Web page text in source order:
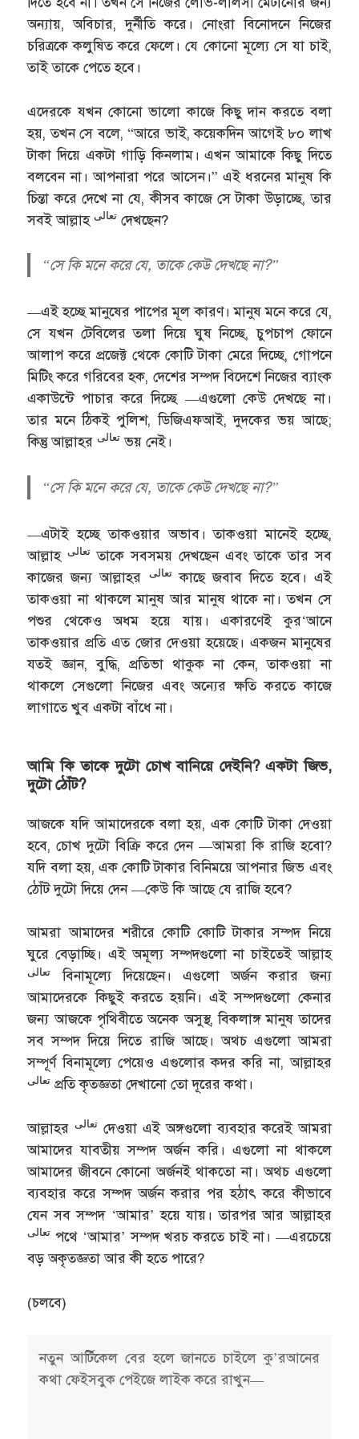
অন্যায়, অবিচার, দুর্নীতি করে। নোংরা বিনোদনে নিজের
চরিত্রকে কলুষিত করে ফেলে। যে কোনো মূল্যে সে যা চাই,
তাই তাকে পেতে হবে।
এদেরকে যখন কোনো ভালো কাজে কিছু দান করতে বলা
হয়, তখন সে বলে, “আরে ভাই, কয়েকদিন আগেই ৮০ লাখ
টাকা দিয়ে একটা গাড়ি কিনলাম। এখন আমাকে কিছু দিতে
বলবেন না। আপনারা পরে আসেন।” এই ধরনের মানুষ কি
চিন্তা করে দেখে না যে, কীসব কাজে সে টাকা উড়াচ্ছে, তার
সবই আল্লাহتعالى দেখছেন?
“সে কি মনে করে যে, তাকে কেউ দেখছে না?”
—এই হচ্ছে মানুষের পাপের মূল কারণ। মানুষ মনে করে যে,
সে যখন টেবিলের তলা দিয়ে ঘুষ নিচ্ছে, চুপচাপ ফোনে
আলাপ করে প্রজেক্ট থেকে কোটি টাকা মেরে দিচ্ছে, গোপনে
মিটিং করে গরিবের হক, দেশের সম্পদ বিদেশে নিজের ব্যাংক
একাউন্টে পাচার করে দিচ্ছে —এগুলো কেউ দেখছে না।
তার মনে ঠিকই পুলিশ, ডিজিএফআই, দুদকের ভয় আছে;
কিন্তু আল্লাহরتعالى ভয় নেই।
“সে কি মনে করে যে, তাকে কেউ দেখছে না?”
—এটাই হচ্ছে তাকওয়ার অভাব। তাকওয়া মানেই হচ্ছে,
আল্লাহتعالى তাকে সবসময় দেখছেন এবং তাকে তার সব
কাজের জন্য আল্লাহর
تعالىকাছে জবাব দিতে হবে। এই
তাকওয়া না থাকলে মানুষ আর মানুষ থাকে না। তখন সে
পশুর থেকেও অধম হয়ে যায়। একারণেই কুর‘আনে
তাকওয়ার প্রতি এত জোর দেওয়া হয়েছে। একজন মানুষের
যতই জ্ঞান, বুদ্ধি, প্রতিভা থাকুক না কেন, তাকওয়া না
থাকলে সেগুলো নিজের এবং অন্যের ক্ষতি করতে কাজে
লাগাতে খুব একটা বাঁধে না।
আমি কি তাকে দুটো চোখ বানিয়ে দেইনি? একটা জিভ,
দুটো ঠোঁট?
আজকে যদি আমাদেরকে বলা হয়, এক কোটি টাকা দেওয়া
হবে, চোখ দুটো বিক্রি করে দেন —আমরা কি রাজি হবো?
যদি বলা হয়, এক কোটি টাকার বিনিময়ে আপনার জিভ এবং
ঠোঁট দুটো দিয়ে দেন —কেউ কি আছে যে রাজি হবে?
আমরা আমাদের শরীরে কোটি কোটি টাকার সম্পদ নিয়ে
ঘুরে বেড়াচ্ছি। এই অমূল্য সম্পদগুলো না চাইতেই আল্লাহ
تعالى
বিনামূল্যে দিয়েছেন। এগুলো অর্জন করার জন্য
আমাদেরকে কিছুই করতে হয়নি। এই সম্পদগুলো কেনার
জন্য আজকে পৃথিবীতে অনেক অসুস্থ, বিকলাঙ্গ মানুষ তাদের
সব সম্পদ দিয়ে দিতে রাজি আছে। অথচ এগুলো আমরা
সম্পূর্ণ বিনামূল্যে পেয়েও এগুলোর কদর করি না, আল্লাহর
تعالى প্রতি কৃতজ্ঞতা দেখানো তো দূরের কথা।
আল্লাহরتعالى দেওয়া এই অঙ্গগুলো ব্যবহার করেই আমরা
আমাদের যাবতীয় সম্পদ অর্জন করি। এগুলো না থাকলে
আমাদের জীবনে কোনো অর্জনই থাকতো না। অথচ এগুলো
ব্যবহার করে সম্পদ অর্জন করার পর হঠাৎ করে কীভাবে
যেন সব সম্পদ ‘আমার’ হয়ে যায়। তারপর আর আল্লাহর
تعالى পথে ‘আমার’ সম্পদ খরচ করতে চাই না। —এরচেয়ে
বড় অকৃতজ্ঞতা আর কী হতে পারে?
(চলবে)
নতুন আর্টিকেল বের হলে জানতে চাইলে কু’রআনের
কথা ফেইসবুক পেইজে লাইক করে রাখুন—